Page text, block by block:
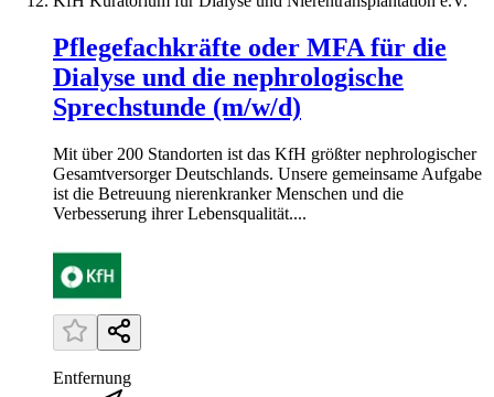
Pflegefachkräfte oder MFA für die
Dialyse und die nephrologische
Sprechstunde (m/w/d)
Mit über 200 Standorten ist das KfH größter nephrologischer
Gesamtversorger Deutschlands. Unsere gemeinsame Aufgabe
ist die Betreuung nierenkranker Menschen und die
Verbesserung ihrer Lebensqualität....
Entfernung